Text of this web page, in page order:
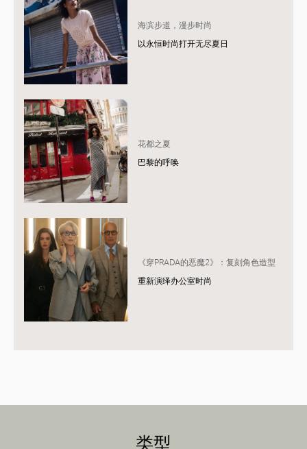
海滨步道，漫步时尚
以永恒时尚打开无尽夏日
花都之夏
巴黎的呼唤
《穿PRADA的恶魔2》：复刻角色造型
重新演绎办公室时尚
类型